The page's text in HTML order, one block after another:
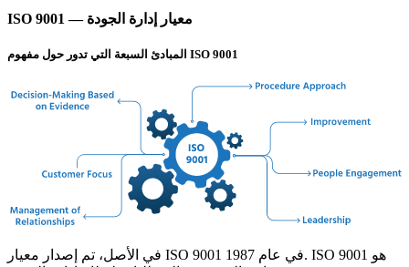
ISO 9001 — معيار إدارة الجودة
المبادئ السبعة التي تدور حول مفهوم ISO 9001
في الأصل، تم إصدار معيار ISO 9001 في عام 1987. ISO 9001 هو